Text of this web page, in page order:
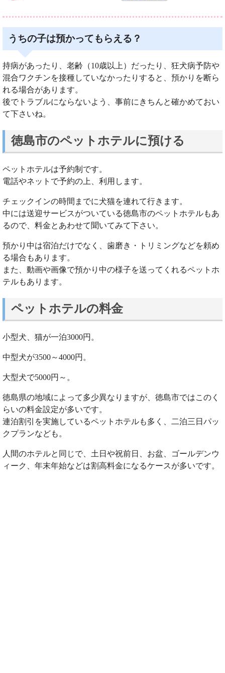
うちの子は預かってもらえる？
持病があったり、老齢（10歳以上）だったり、狂犬病予防や
混合ワクチンを接種していなかったりすると、預かりを断ら
れる場合があります。
後でトラブルにならないよう、事前にきちんと確かめておい
て下さいね。
徳島市のペットホテルに預ける
ペットホテルは予約制です。
電話やネットで予約の上、利用します。
チェックインの時間までに犬猫を連れて行きます。
中には送迎サービスがついている徳島市のペットホテルもあ
るので、料金とあわせて聞いてみて下さい。
預かり中は宿泊だけでなく、歯磨き・トリミングなどを頼め
る場合もあります。
また、動画や画像で預かり中の様子を送ってくれるペットホ
テルもあります。
ペットホテルの料金
小型犬、猫が一泊3000円。
中型犬が3500～4000円。
大型犬で5000円～。
徳島県の地域によって多少異なりますが、徳島市ではこのく
らいの料金設定が多いです。
連泊割引を実施しているペットホテルも多く、二泊三日パッ
クプランなども。
人間のホテルと同じで、土日や祝前日、お盆、ゴールデンウ
ィーク、年末年始などは割高料金になるケースが多いです。